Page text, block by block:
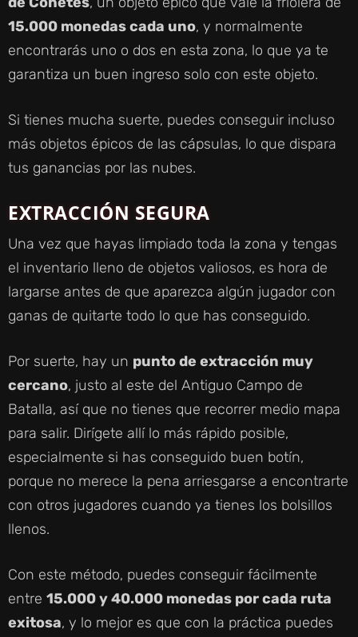
15.000 monedas cada uno, y normalmente
encontrarás uno o dos en esta zona, lo que ya te
garantiza un buen ingreso solo con este objeto.
Si tienes mucha suerte, puedes conseguir incluso
más objetos épicos de las cápsulas, lo que dispara
tus ganancias por las nubes.
EXTRACCIÓN SEGURA
Una vez que hayas limpiado toda la zona y tengas
el inventario lleno de objetos valiosos, es hora de
largarse antes de que aparezca algún jugador con
ganas de quitarte todo lo que has conseguido.
Por suerte, hay un punto de extracción muy
cercano, justo al este del Antiguo Campo de
Batalla, así que no tienes que recorrer medio mapa
para salir. Dirígete allí lo más rápido posible,
especialmente si has conseguido buen botín,
porque no merece la pena arriesgarse a encontrarte
con otros jugadores cuando ya tienes los bolsillos
llenos.
Con este método, puedes conseguir fácilmente
entre 15.000 y 40.000 monedas por cada ruta
exitosa, y lo mejor es que con la práctica puedes